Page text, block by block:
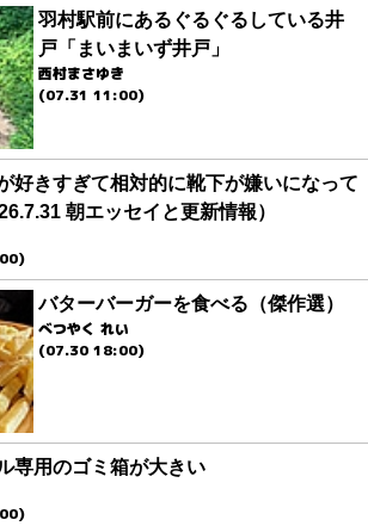
羽村駅前にあるぐるぐるしている井
戸「まいまいず井戸」
西村まさゆき
(07.31 11:00)
好きすぎて相対的に靴下が嫌いになって
朝エッセイと更新情報）
バターバーガーを食べる（傑作選）
べつやく れい
(07.30 18:00)
専用のゴミ箱が大きい